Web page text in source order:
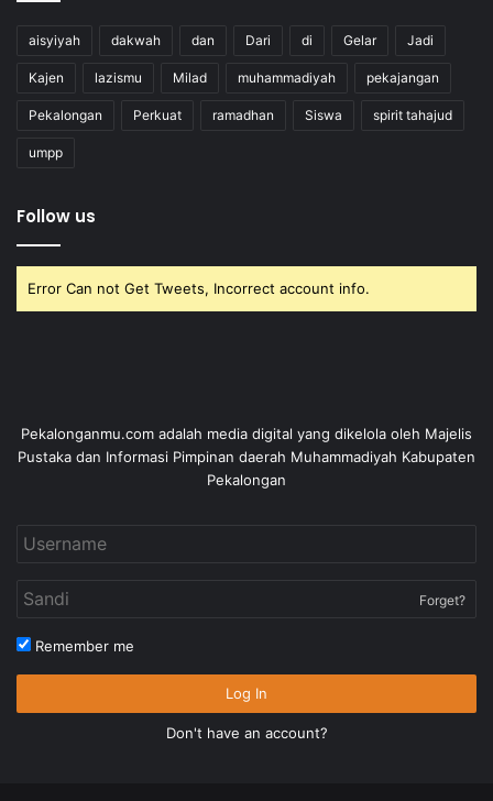
aisyiyah dakwah dan Dari di Gelar Jadi
Kajen lazismu Milad muhammadiyah pekajangan
Pekalongan Perkuat ramadhan Siswa spirit tahajud
umpp
Follow us
Error Can not Get Tweets, Incorrect account info.
Pekalonganmu.com adalah media digital yang dikelola oleh Majelis
Pustaka dan Informasi Pimpinan daerah Muhammadiyah Kabupaten
Pekalongan
Forget?
Remember me
Log In
Don't have an account?